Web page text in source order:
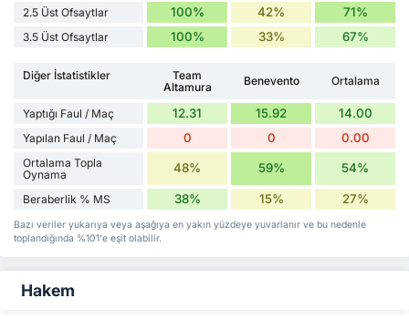
2.5 Üst Ofsaytlar 100% 42% 71%
3.5 Üst Ofsaytlar 100% 33% 67%
Diğer İstatistikler
Team
Altamura
Benevento Ortalama
Yaptığı Faul / Maç 12.31 15.92 14.00
Yapılan Faul / Maç 0 0 0.00
Ortalama Topla
Oynama
48% 59% 54%
Beraberlik % MS 38% 15% 27%
Bazı veriler yukarıya veya aşağıya en yakın yüzdeye yuvarlanır ve bu nedenle
toplandığında %101'e eşit olabilir.
Hakem